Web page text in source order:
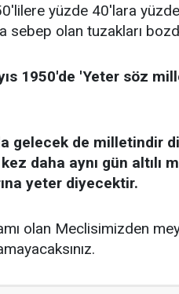
yüzde 40'lara
olan tuzakları
1950'de 'Yeter söz
gelecek de milletindir
daha aynı gün altılı
yeter diyecektir.
olan Meclisimizden